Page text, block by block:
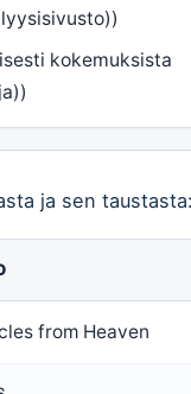
kokemuksista
ja sen
from Heaven